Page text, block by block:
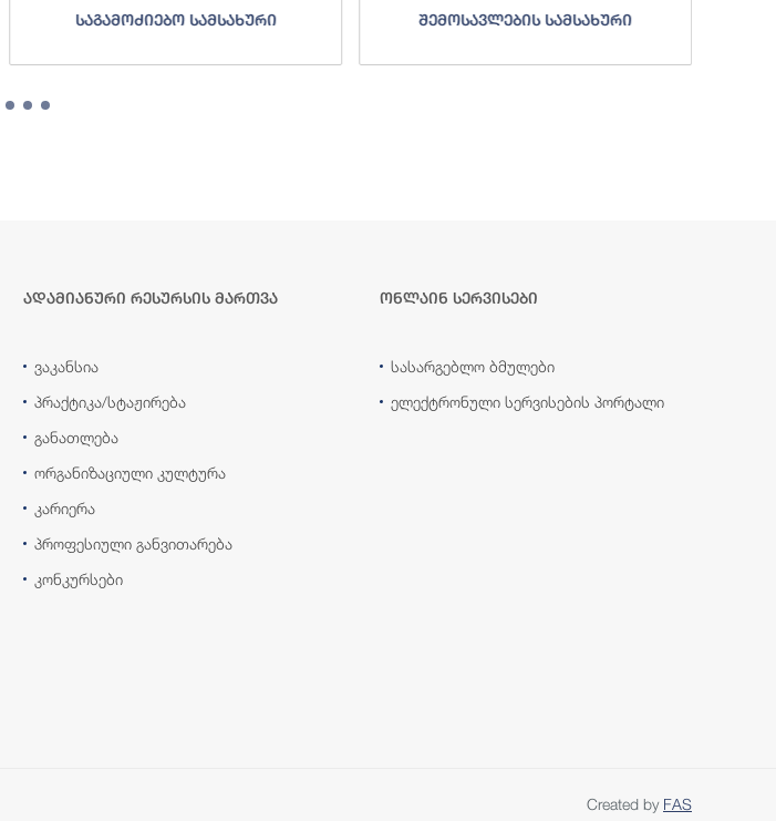
საგამოძიებო სამსახური
შემოსავლების სამსახური
ადამიანური რესურსის მართვა
ვაკანსია
პრაქტიკა/სტაჟირება
განათლება
ორგანიზაციული კულტურა
კარიერა
პროფესიული განვითარება
კონკურსები
ონლაინ სერვისები
სასარგებლო ბმულები
ელექტრონული სერვისების პორტალი
Created by FAS